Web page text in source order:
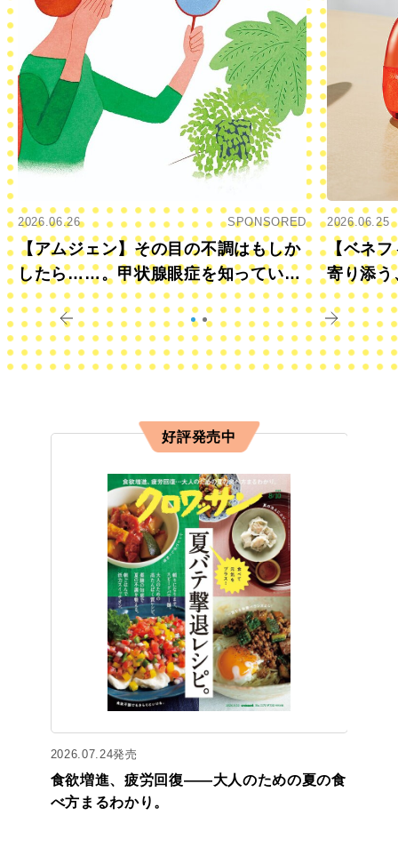
2026.06.26 SPONSORED
【アムジェン】その目の不調はもしか
したら……。甲状腺眼症を知っていま
すか？
2026.06.25
【ベネフ
寄り添う
きに
好評発売中
2026.07.24発売
食欲増進、疲労回復——大人のための夏の食
べ方まるわかり。